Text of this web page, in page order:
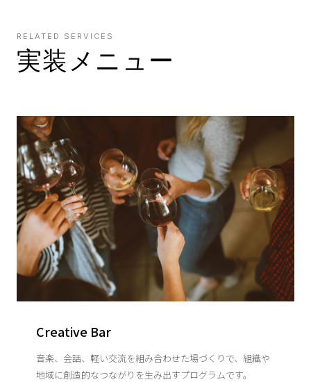
RELATED SERVICES
実装メニュー
Creative Bar
音楽、会話、軽い交流を組み合わせた場づくりで、組織や
地域に創造的なつながりを生み出すプログラムです。